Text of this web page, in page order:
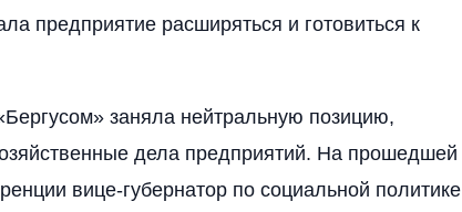
предприятие расширяться и готовиться к
заняла нейтральную позицию,
дела предприятий. На прошедшей
вице-губернатор по социальной политике